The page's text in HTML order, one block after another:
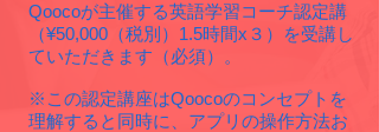
Qoocoが主催する英語学習コーチ認定講
（¥50,000（税別）1.5時間x３）を受講し
ていただきます（必須）。
※この認定講座はQoocoのコンセプトを
理解すると同時に、アプリの操作方法お